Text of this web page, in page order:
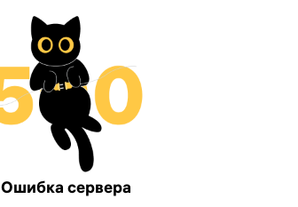
Ошибка сервера